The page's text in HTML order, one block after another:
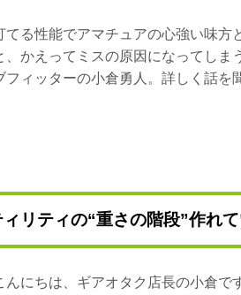
てる性能でアマチュアの心強い味方
、かえってミスの原因になってしま
フィッターの小倉勇人。詳しく話を
リティの“重さの階段”作れ
んにちは、ギアオタク店長の小倉で